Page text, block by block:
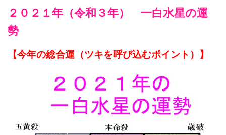
２０２１年（令和３年） 一白水星の運
勢
【今年の総合運（ツキを呼び込むポイント）】